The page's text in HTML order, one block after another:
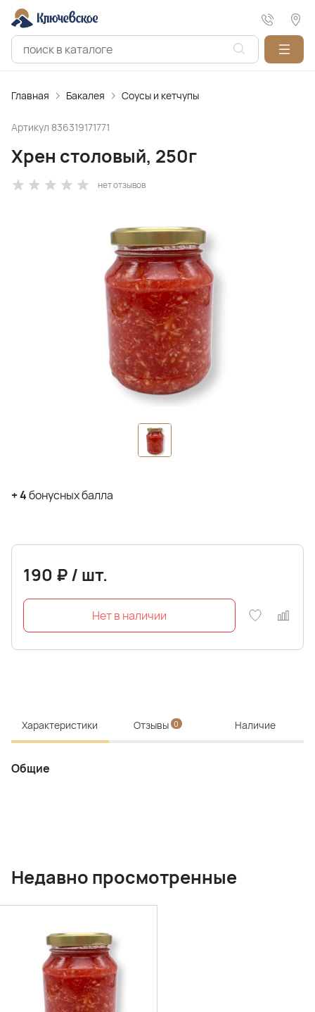
Главная Бакалея Соусы и кетчупы
Артикул 836319171771
Хрен столовый, 250г
нет отзывов
+4бонусных балла
190 ₽/ шт.
Характеристики Отзывы 0 Наличие
Общие
Недавно просмотренные